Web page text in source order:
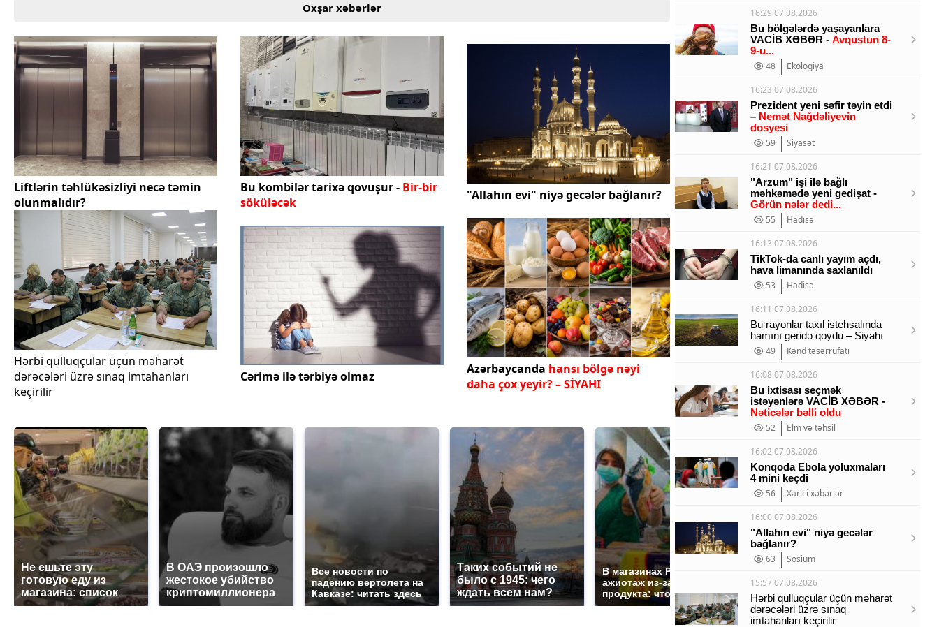
Oxşar xəbərlər
Liftlərin təhlükəsizliyi necə təmin
olunmalıdır?
Bu kombilər tarixə qovuşur - Bir-bir
söküləcək
"Allahın evi" niyə gecələr bağlanır?
Hərbi qulluqçular üçün məharət
dərəcələri üzrə sınaq imtahanları
keçirilir
Cərimə ilə tərbiyə olmaz Azərbaycanda hansı bölgə nəyi
daha çox yeyir? – SİYAHI
Не ешьте эту
готовую еду из
магазина: список
В ОАЭ произошло
жестокое убийство
криптомиллионера
Все новости по
падению вертолета на
Кавказе: читать здесь
Таких событий не
было с 1945: чего
ждать всем нам?
В магазинах России
ажиотаж из-за этого
продукта: что купить?
СМИ: В Химках на
полицейскую
машину напали и
подожгли.
16:29 07.08.2026
Bu bölgələrdə yaşayanlara
VACİB XƏBƏR - Avqustun 8-
9-u...
48
Ekologiya
16:23 07.08.2026
Prezident yeni səfir təyin etdi
– Nemət Nağdəliyevin
dosyesi
59
Siyasət
16:21 07.08.2026
"Arzum" işi ilə bağlı
məhkəmədə yeni gedişat -
Görün nələr dedi...
55
Hadisə
16:13 07.08.2026
TikTok-da canlı yayım açdı,
hava limanında saxlanıldı
53
Hadisə
16:11 07.08.2026
Bu rayonlar taxıl istehsalında
hamını geridə qoydu – Siyahı
49
Kənd təsərrüfatı
16:08 07.08.2026
Bu ixtisası seçmək
istəyənlərə VACİB XƏBƏR -
Nəticələr bəlli oldu
52
Elm və təhsil
16:02 07.08.2026
Konqoda Ebola yoluxmaları
4 mini keçdi
56
Xarici xəbərlər
16:00 07.08.2026
"Allahın evi" niyə gecələr
bağlanır?
63
Sosium
15:57 07.08.2026
Hərbi qulluqçular üçün məharət
dərəcələri üzrə sınaq
imtahanları keçirilir